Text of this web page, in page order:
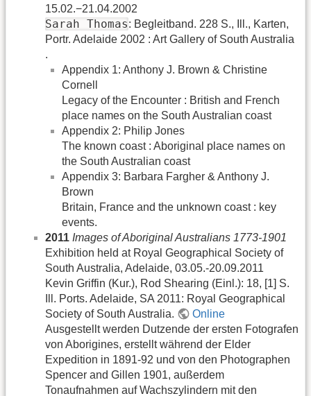
15.02.−21.04.2002
Sarah Thomas: Begleitband. 228 S., Ill., Karten,
Portr. Adelaide 2002 : Art Gallery of South Australia
.
Appendix 1: Anthony J. Brown & Christine
Cornell
Legacy of the Encounter : British and French
place names on the South Australian coast
Appendix 2: Philip Jones
The known coast : Aboriginal place names on
the South Australian coast
Appendix 3: Barbara Fargher & Anthony J.
Brown
Britain, France and the unknown coast : key
events.
2011 Images of Aboriginal Australians 1773-1901
Exhibition held at Royal Geographical Society of
South Australia, Adelaide, 03.05.-20.09.2011
Kevin Griffin (Kur.), Rod Shearing (Einl.): 18, [1] S.
Ill. Ports. Adelaide, SA 2011: Royal Geographical
Society of South Australia.
Online
Ausgestellt werden Dutzende der ersten Fotografen
von Aborigines, erstellt während der Elder
Expedition in 1891-92 und von den Photographen
Spencer and Gillen 1901, außerdem
Tonaufnahmen auf Wachszylindern mit den